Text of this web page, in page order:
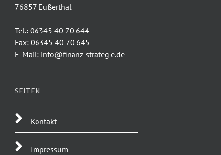
76857 Eußerthal
Tel.: 06345 40 70 644
Fax: 06345 40 70 645
E-Mail: info@finanz-strategie.de
SEITEN
Kontakt
Impressum